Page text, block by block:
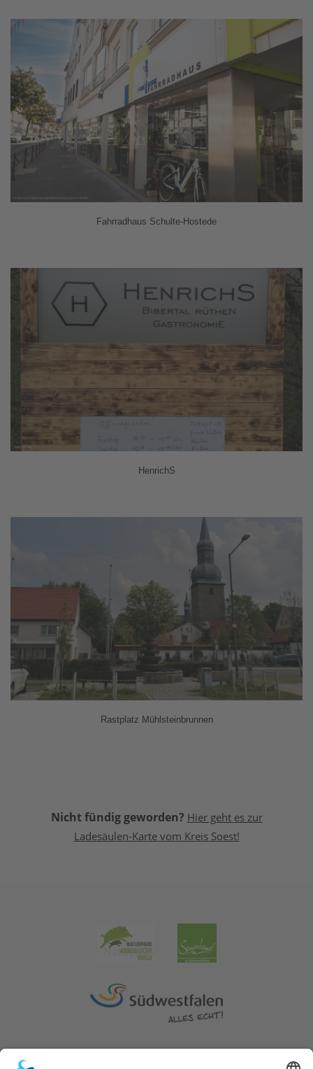
Fahrradhaus Schulte-Hostede
HenrichS
Rastplatz Mühlsteinbrunnen
Nicht fündig geworden? Hier geht es zur
Ladesäulen-Karte vom Kreis Soest!